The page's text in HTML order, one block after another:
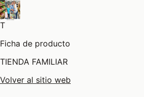
T
Ficha de producto
TIENDA FAMILIAR
Volver al sitio web